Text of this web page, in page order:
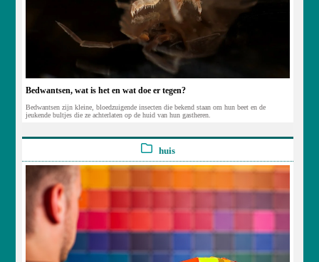
Bedwantsen, wat is het en wat doe er tegen?
Bedwantsen zijn kleine, bloedzuigende insecten die bekend staan om hun beet en de
jeukende bultjes die ze achterlaten op de huid van hun gastheren.
huis